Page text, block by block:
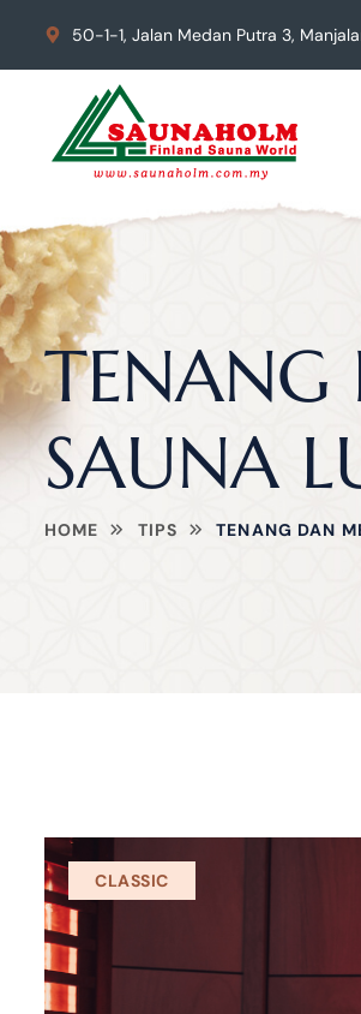
50-1-1, Jalan Medan Putra 3,
TENANG
SAUNA
HOME TIPS TENANG DAN
CLASSIC